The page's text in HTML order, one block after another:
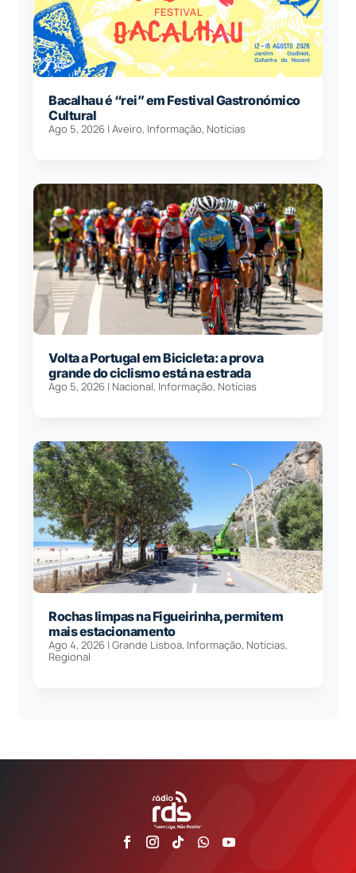
Bacalhau é “rei” em Festival Gastronómico
Cultural
Ago 5, 2026 |Aveiro, Informação, Notícias
Volta a Portugal em Bicicleta: a prova
grande do ciclismo está na estrada
Ago 5, 2026 | Nacional, Informação, Notícias
Rochas limpas na Figueirinha, permitem
mais estacionamento
Ago 4, 2026 |Grande Lisboa, Informação, Notícias,
Regional